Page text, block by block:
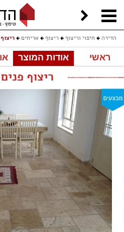
הדירה חיפוי וריצוף ריצוף אריחים
ראשי אודות המוצר
ריצוף